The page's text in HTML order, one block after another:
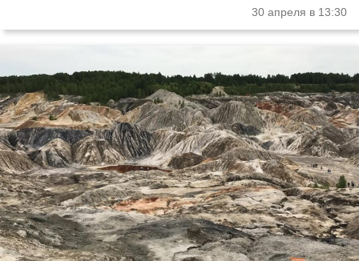
30 апреля в 13:30